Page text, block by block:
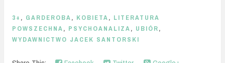
3+ , GARDEROBA, KOBIETA, LITERATURA
POWSZECHNA, PSYCHOANALIZA, UBIÓR,
WYDAWNICTWO JACEK SANTORSKI